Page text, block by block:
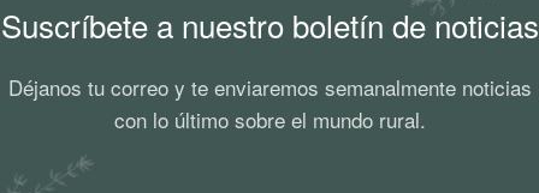
Suscríbete a nuestro boletín de noticias
Déjanos tu correo y te enviaremos semanalmente noticias
con lo último sobre el mundo rural.